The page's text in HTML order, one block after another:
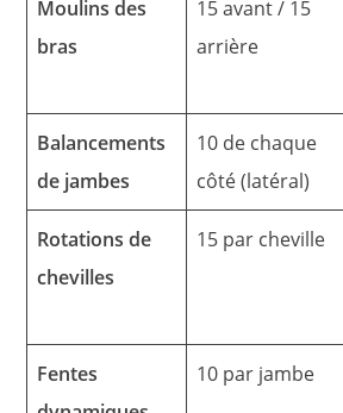
Moulins des
bras
15 avant / 15
arrière
Balancements
de jambes
10 de chaque
côté (latéral)
Rotations de
chevilles
15 par cheville
Fentes
10 par jambe